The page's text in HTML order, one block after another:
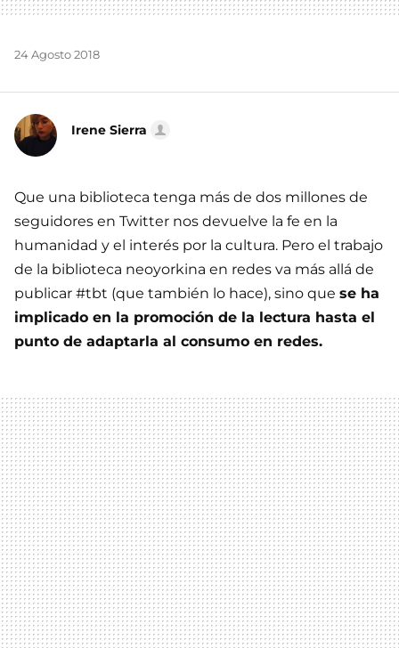
24 Agosto 2018
Irene Sierra
Que una biblioteca tenga más de dos millones de
seguidores en Twitter nos devuelve la fe en la
humanidad y el interés por la cultura. Pero el trabajo
de la biblioteca neoyorkina en redes va más allá de
publicar #tbt (que también lo hace), sino que se ha
implicado en la promoción de la lectura hasta el
punto de adaptarla al consumo en redes.